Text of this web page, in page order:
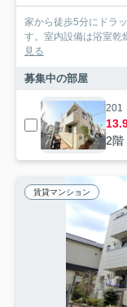
家から徒歩5分にドラ
す。室内設備は浴室乾
見る
募集中の部屋
201
2階
賃貸マンション